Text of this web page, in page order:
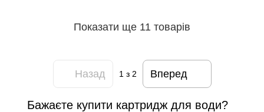
Показати ще 11 товарів
Назад 1 з 2 Вперед
Бажаєте купити картридж для води?